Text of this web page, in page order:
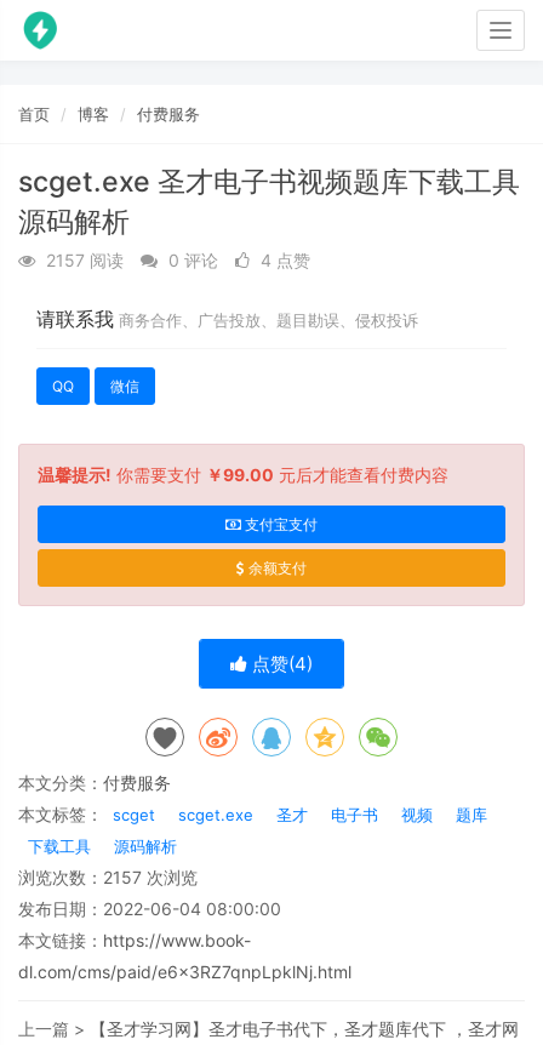
首页 博客 付费服务
scget.exe 圣才电子书视频题库下载工具
源码解析
2157 阅读 0 评论 4 点赞
请联系我 商务合作、广告投放、题目勘误、侵权投诉
QQ 微信
温馨提示! 你需要支付 ￥99.00 元后才能查看付费内容
支付宝支付
余额支付
点赞(4)
本文分类： 付费服务
本文标签：
scget scget.exe 圣才 电子书 视频
题库
下载工具
源码解析
浏览次数： 2157 次浏览
发布日期：2022-06-04 08:00:00
本文链接： https://www.book-
dl.com/cms/paid/e6x3RZ7qnpLpklNj.html
上一篇 >
【圣才学习网】圣才电子书代下，圣才题库代下 ，圣才网